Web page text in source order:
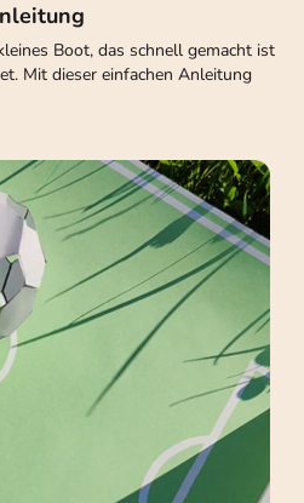
Boot, das schnell gemacht ist
Mit dieser einfachen Anleitung